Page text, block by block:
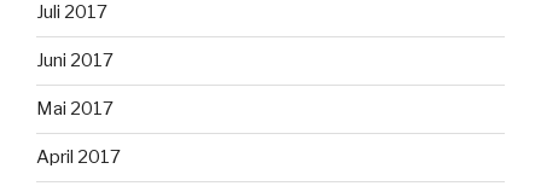
Juli 2017
Juni 2017
Mai 2017
April 2017